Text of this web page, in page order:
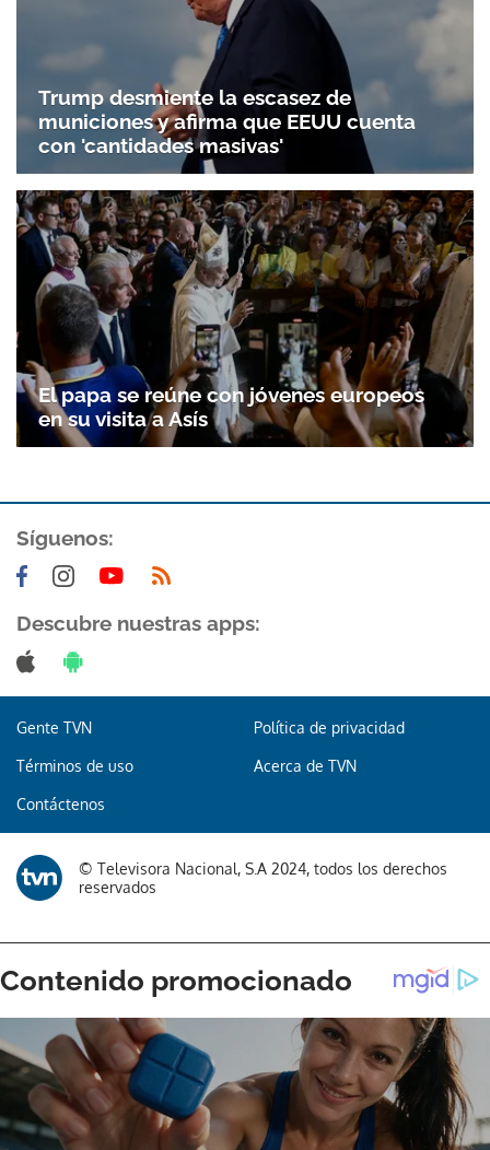
Trump desmiente la escasez de
municiones y afirma que EEUU cuenta
con 'cantidades masivas'
El papa se reúne con jóvenes europeos
en su visita a Asís
Síguenos:
Descubre nuestras apps:
Gente TVN Política de privacidad
Términos de uso Acerca de TVN
Contáctenos
© Televisora Nacional, S.A 2024, todos los derechos
reservados